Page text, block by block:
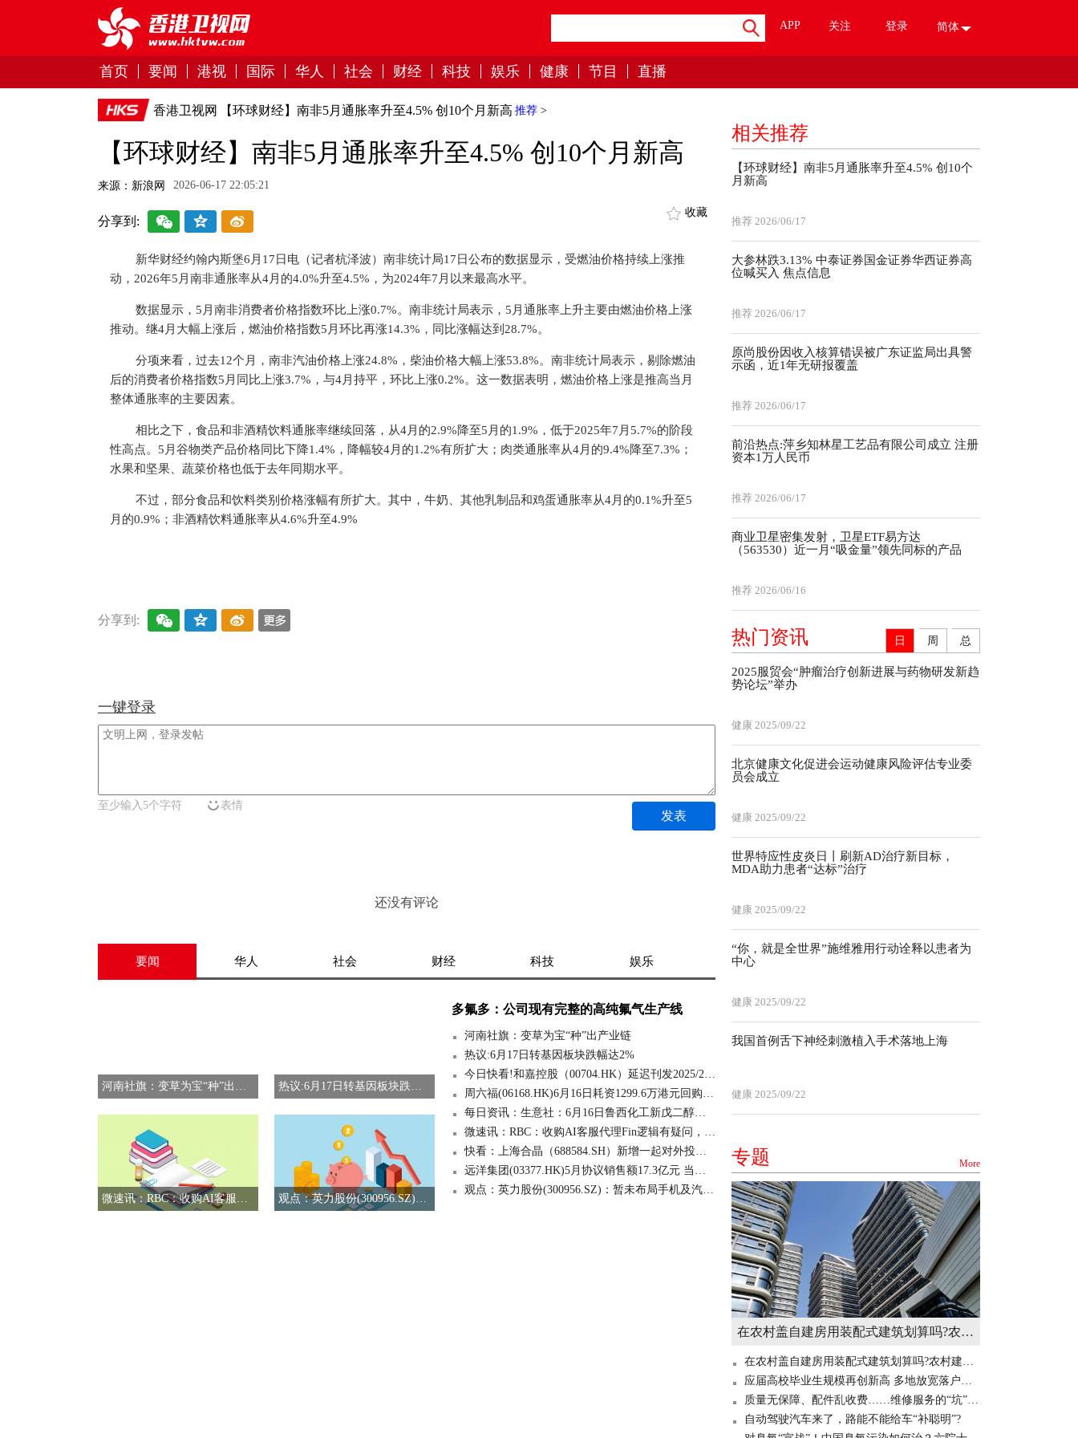
APP 关注 登录 简体
首页 要闻 港视 国际 华人 社会 财经 科技 娱乐 健康 节目 直播
香港卫视网 推荐 >
【环球财经】南非5月通胀率升至4.5% 创10个月新高
【环球财经】南非5月通胀率升至4.5% 创10个月新高
来源：新浪网 2026-06-17 22:05:21
分享到:
收藏
新华财经约翰内斯堡6月17日电（记者杭泽波）南非统计局17日公布的数据显示，受燃油价格持续上涨推
动，2026年5月南非通胀率从4月的4.0%升至4.5%，为2024年7月以来最高水平。
数据显示，5月南非消费者价格指数环比上涨0.7%。南非统计局表示，5月通胀率上升主要由燃油价格上涨
推动。继4月大幅上涨后，燃油价格指数5月环比再涨14.3%，同比涨幅达到28.7%。
分项来看，过去12个月，南非汽油价格上涨24.8%，柴油价格大幅上涨53.8%。南非统计局表示，剔除燃油
后的消费者价格指数5月同比上涨3.7%，与4月持平，环比上涨0.2%。这一数据表明，燃油价格上涨是推高当月
整体通胀率的主要因素。
相比之下，食品和非酒精饮料通胀率继续回落，从4月的2.9%降至5月的1.9%，低于2025年7月5.7%的阶段
性高点。5月谷物类产品价格同比下降1.4%，降幅较4月的1.2%有所扩大；肉类通胀率从4月的9.4%降至7.3%；
水果和坚果、蔬菜价格也低于去年同期水平。
不过，部分食品和饮料类别价格涨幅有所扩大。其中，牛奶、其他乳制品和鸡蛋通胀率从4月的0.1%升至5
月的0.9%；非酒精饮料通胀率从4.6%升至4.9%
分享到:
一键登录
至少输入5个字符 表情
发表
还没有评论
要闻 华人 社会 财经 科技 娱乐
河南社旗：变草为宝“种”出产业链 热议:6月17日转基因板块跌幅达2%
微速讯：RBC：收购AI客服代理Fin逻辑有疑问，给予赛富时(CRM.US)“中性”评级 观点：英力股份(300956.SZ)：暂未布局手机及汽车领域
多氟多：公司现有完整的高纯氟气生产线
河南社旗：变草为宝“种”出产业链
热议:6月17日转基因板块跌幅达2%
今日快看!和嘉控股（00704.HK）延迟刊发2025/26年全年业绩 继续停牌
周六福(06168.HK)6月16日耗资1299.6万港元回购76.1万股
每日资讯：生意社：6月16日鲁西化工新戊二醇价格趋稳
微速讯：RBC：收购AI客服代理Fin逻辑有疑问，给予赛富时(CRM.US)“中性”评级
快看：上海合晶（688584.SH）新增一起对外投资，被投资公司为河南芯晶半导体有限公司
远洋集团(03377.HK)5月协议销售额17.3亿元 当前关注
观点：英力股份(300956.SZ)：暂未布局手机及汽车领域
相关推荐
【环球财经】南非5月通胀率升至4.5% 创10个
月新高
推荐 2026/06/17
大参林跌3.13% 中泰证券国金证券华西证券高
位喊买入 焦点信息
推荐 2026/06/17
原尚股份因收入核算错误被广东证监局出具警
示函，近1年无研报覆盖
推荐 2026/06/17
前沿热点:萍乡知林星工艺品有限公司成立 注册
资本1万人民币
推荐 2026/06/17
商业卫星密集发射，卫星ETF易方达
（563530）近一月“吸金量”领先同标的产品
推荐 2026/06/16
热门资讯 日 周 总
2025服贸会“肿瘤治疗创新进展与药物研发新趋
势论坛”举办
健康 2025/09/22
北京健康文化促进会运动健康风险评估专业委
员会成立
健康 2025/09/22
世界特应性皮炎日丨刷新AD治疗新目标，
MDA助力患者“达标”治疗
健康 2025/09/22
“你，就是全世界”施维雅用行动诠释以患者为
中心
健康 2025/09/22
我国首例舌下神经刺激植入手术落地上海
健康 2025/09/22
专题 More
在农村盖自建房用装配式建筑划算吗?农村建造装配式房屋有补贴吗? 世界快讯
在农村盖自建房用装配式建筑划算吗?农村建造装配式房屋有补贴吗? 世界快讯
应届高校毕业生规模再创新高 多地放宽落户门槛“抢人”
质量无保障、配件乱收费……维修服务的“坑”你掉过吗？
自动驾驶汽车来了，路能不能给车“补聪明”?